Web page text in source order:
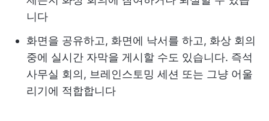
니다
화면을 공유하고, 화면에 낙서를 하고, 화상 회의
중에 실시간 자막을 게시할 수도 있습니다. 즉석
사무실 회의, 브레인스토밍 세션 또는 그냥 어울
리기에 적합합니다